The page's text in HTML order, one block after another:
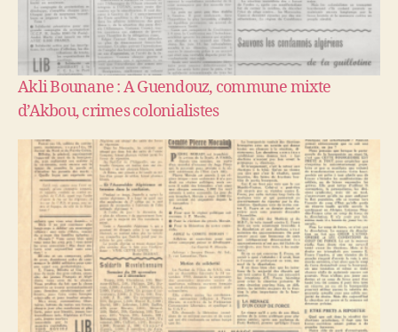
Akli Bounane : A Guendouz, commune mixte
d’Akbou, crimes colonialistes